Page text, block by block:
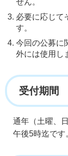
必要に応じて
す。
今回の公募に
外には使用し
受付期間
通年（土曜、
午後5時迄です